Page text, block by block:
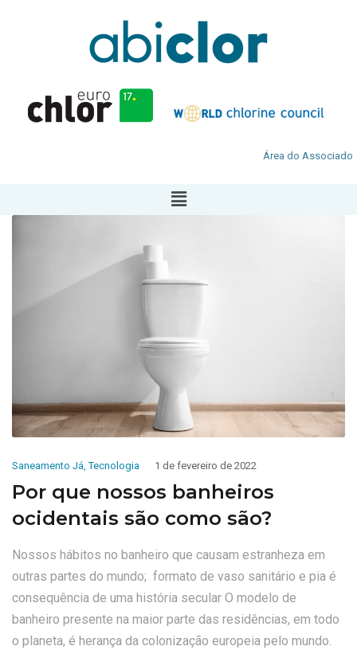
Área do Associado
Saneamento Já,Tecnologia 1 de fevereiro de 2022
Por que nossos banheiros
ocidentais são como são?
Nossos hábitos no banheiro que causam estranheza em
outras partes do mundo; formato de vaso sanitário e pia é
consequência de uma história secular O modelo de
banheiro presente na maior parte das residências, em todo
o planeta, é herança da colonização europeia pelo mundo.